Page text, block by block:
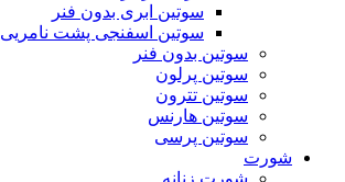
سوتین ابری بدون فنر
سوتین اسفنجی پشت نامریی
سوتین بدون فنر
سوتین پرلون
سوتین تترون
سوتین هارنس
سوتین پرسی
شورت
شورت زنانه